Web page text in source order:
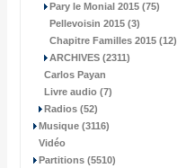
Pary le Monial 2015 (75)
Pellevoisin 2015 (3)
Chapitre Familles 2015 (12)
ARCHIVES (2311)
Carlos Payan
Livre audio (7)
Radios (52)
Musique (3116)
Vidéo
Partitions (5510)